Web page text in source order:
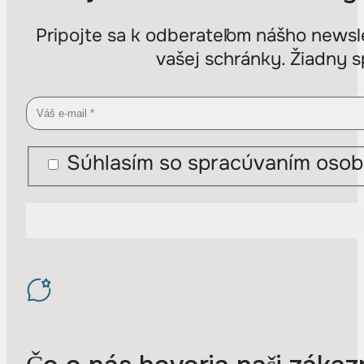
Pripojte sa k odberateľom nášho
vašej schránky. Žiadny
Súhlasím so spracúvaním